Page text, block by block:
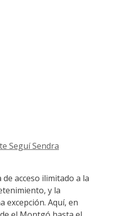
Seguí Sendra
acceso ilimitado a la
y la
excepción. Aquí, en